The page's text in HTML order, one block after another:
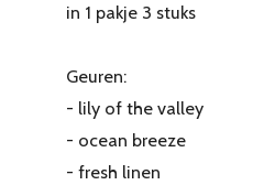
in 1 pakje 3 stuks
Geuren:
- lily of the valley
- ocean breeze
- fresh linen